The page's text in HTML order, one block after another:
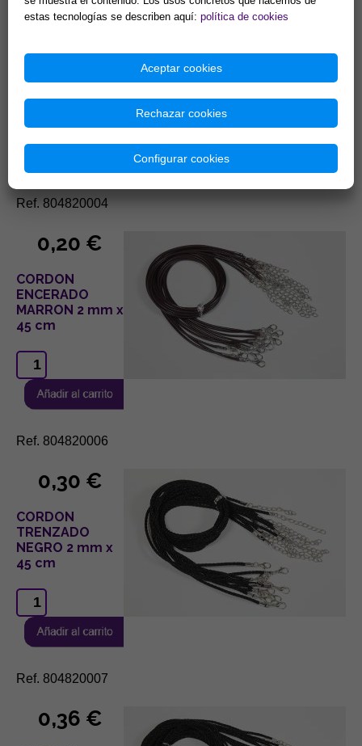
0,20 €
ENCERADO
x45 cm
Ref. 804820004
0,20 €
CORDON
ENCERADO
MARRON 2 mm x
45 cm
Ref. 804820006
0,30 €
CORDON
TRENZADO
NEGRO 2 mm x
45 cm
Ref. 804820007
0,36 €
estas tecnologías se describen aquí: política de cookies
Aceptar cookies
Rechazar cookies
Configurar cookies